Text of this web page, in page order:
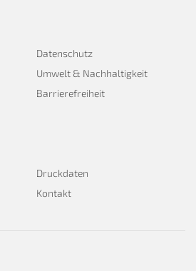
Datenschutz
Umwelt & Nachhaltigkeit
Barrierefreiheit
Druckdaten
Kontakt